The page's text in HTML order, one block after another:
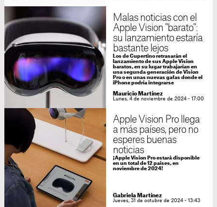
Malas noticias con el
Apple Vision "barato":
su lanzamiento estaría
bastante lejos
Los de Cupertino retrasarán el
lanzamiento de sus Apple Vision
baratos, en su lugar trabajarían en
una segunda generación de Vision
Pro o en unas nuevas gafas donde el
iPhone podría integrarse
Mauricio Martínez
Lunes, 4 de noviembre de 2024 - 17:00
Apple Vision Pro llega
a más países, pero no
esperes buenas
noticias
¡Apple Vision Pro estará disponible
en un total de 12 países, en
noviembre de 2024!
Gabriela Martínez
Jueves, 31 de octubre de 2024 - 13:43